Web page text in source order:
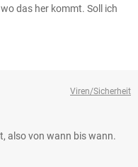
das her kommt. Soll ich
Viren/Sicherheit
also von wann bis wann.